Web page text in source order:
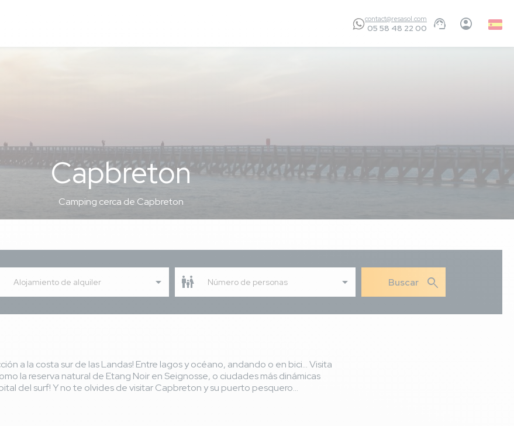
contact@resasol.com
05 58 48 22 00
Capbreton
Camping cerca de Capbreton
Alojamiento de alquiler Número de personas search
a la costa sur de las Landas! Entre lagos y océano, andando o en bici... Visita
la reserva natural de Etang Noir en Seignosse, o ciudades más dinámicas
del surf! Y no te olvides de visitar Capbreton y su puerto pesquero...